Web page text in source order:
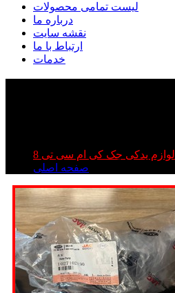
لیست تمامی محصولات
درباره ما
نقشه سایت
ارتباط با ما
خدمات
لوازم یدکی جک کی ام سی تی 8
صفحه اصلی